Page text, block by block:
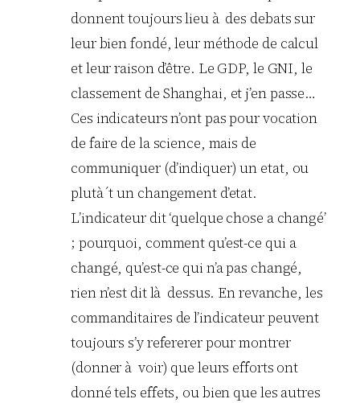
donnent toujours lieu à des debats sur
leur bien fondé, leur méthode de calcul
et leur raison d’être. Le GDP, le GNI, le
classement de Shanghai, et j’en passe…
Ces indicateurs n’ont pas pour vocation
de faire de la science, mais de
communiquer (d’indiquer) un etat, ou
plutà´t un changement d’etat.
L’indicateur dit ‘quelque chose a changé’
; pourquoi, comment qu’est-ce qui a
changé, qu’est-ce qui n’a pas changé,
rien n’est dit là dessus. En revanche, les
commanditaires de l’indicateur peuvent
toujours s’y refererer pour montrer
(donner à voir) que leurs efforts ont
donné tels effets, ou bien que les autres